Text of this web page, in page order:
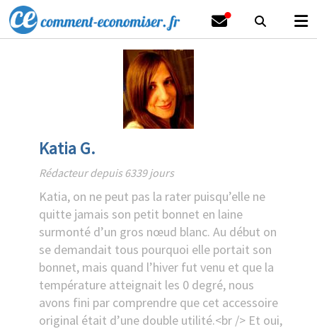
Katia G.
Rédacteur depuis 6339 jours
Katia, on ne peut pas la rater puisqu’elle ne
quitte jamais son petit bonnet en laine
surmonté d’un gros nœud blanc. Au début on
se demandait tous pourquoi elle portait son
bonnet, mais quand l’hiver fut venu et que la
température atteignait les 0 degré, nous
avons fini par comprendre que cet accessoire
original était d’une double utilité.<br /> Et oui,